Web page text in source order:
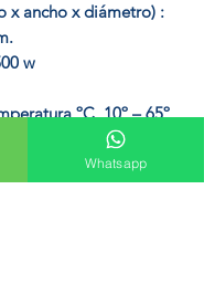
x ancho x diámetro) :
w
ºC 10º – 65º
Horizontal de Junkers
de garantía total y 3
Whatsapp